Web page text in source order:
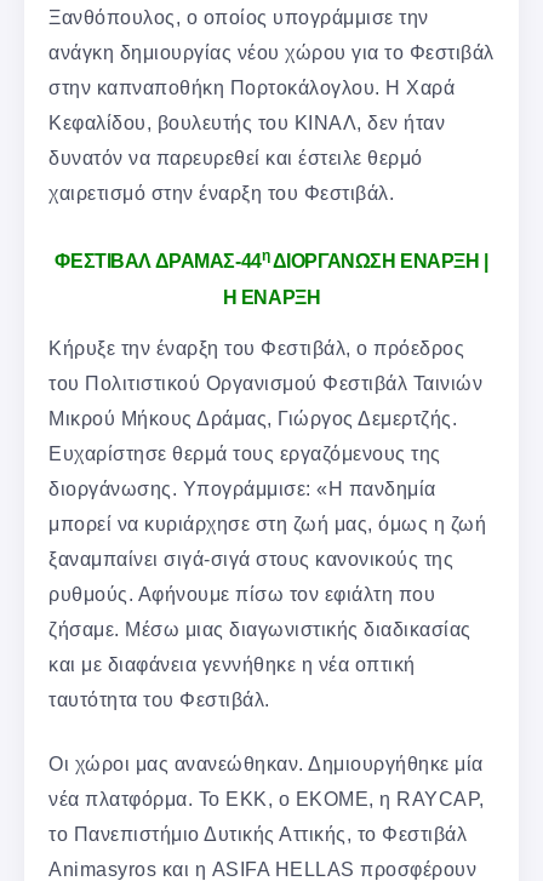
Ξανθόπουλος, ο οποίος υπογράμμισε την
ανάγκη δημιουργίας νέου χώρου για το Φεστιβάλ
στην καπναποθήκη Πορτοκάλογλου. Η Χαρά
Κεφαλίδου, βουλευτής του ΚΙΝΑΛ, δεν ήταν
δυνατόν να παρευρεθεί και έστειλε θερμό
χαιρετισμό στην έναρξη του Φεστιβάλ.
ΦΕΣΤΙΒΑΛ ΔΡΑΜΑΣ-44ηΔΙΟΡΓΑΝΩΣΗ ΕΝΑΡΞΗ |
Η ΕΝΑΡΞΗ
Κήρυξε την έναρξη του Φεστιβάλ, ο πρόεδρος
του Πολιτιστικού Οργανισμού Φεστιβάλ Ταινιών
Μικρού Μήκους Δράμας, Γιώργος Δεμερτζής.
Ευχαρίστησε θερμά τους εργαζόμενους της
διοργάνωσης. Υπογράμμισε: «Η πανδημία
μπορεί να κυριάρχησε στη ζωή μας, όμως η ζωή
ξαναμπαίνει σιγά-σιγά στους κανονικούς της
ρυθμούς. Αφήνουμε πίσω τον εφιάλτη που
ζήσαμε. Μέσω μιας διαγωνιστικής διαδικασίας
και με διαφάνεια γεννήθηκε η νέα οπτική
ταυτότητα του Φεστιβάλ.
Οι χώροι μας ανανεώθηκαν. Δημιουργήθηκε μία
νέα πλατφόρμα. Το ΕΚΚ, ο ΕΚΟΜΕ, η RAYCAP,
το Πανεπιστήμιο Δυτικής Αττικής, το Φεστιβάλ
Animasyros και η ASIFA HELLAS προσφέρουν